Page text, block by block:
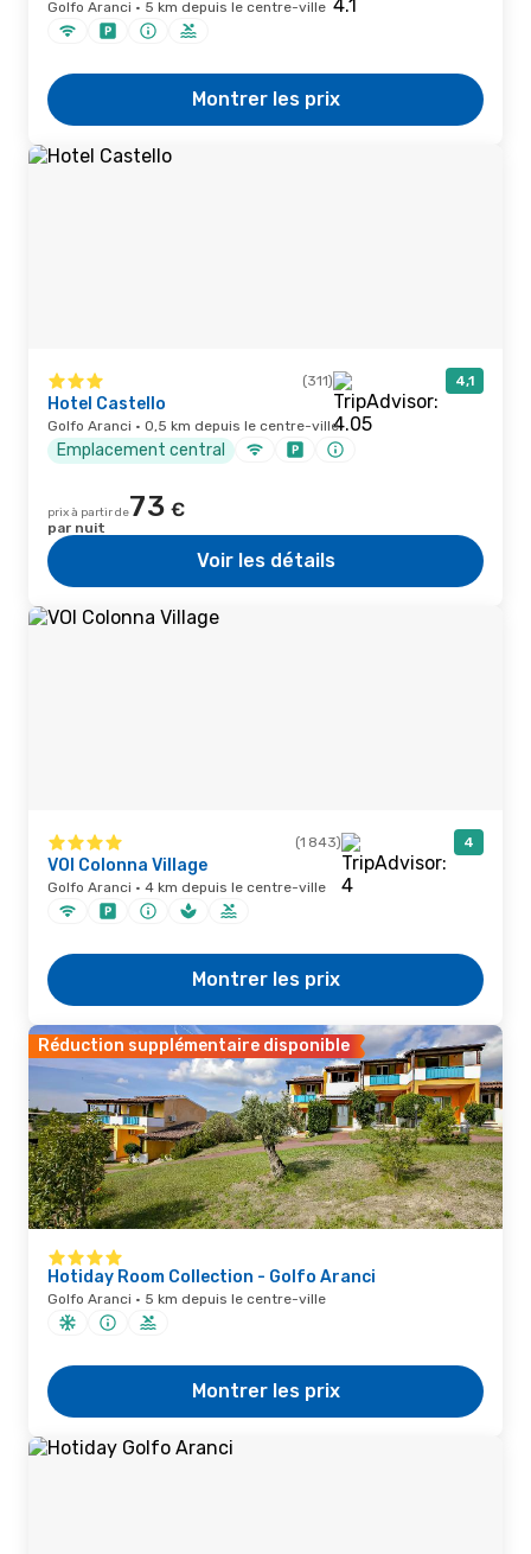
Golfo Aranci · 5 km depuis le centre-ville
Montrer les prix
(311) 4,1
Hotel Castello
Golfo Aranci · 0,5 km depuis le centre-ville
Emplacement central
prix à partir de73 €
par nuit
Voir les détails
(1 843) 4
VOI Colonna Village
Golfo Aranci · 4 km depuis le centre-ville
Montrer les prix
Réduction supplémentaire disponible
Hotiday Room Collection - Golfo Aranci
Golfo Aranci · 5 km depuis le centre-ville
Montrer les prix